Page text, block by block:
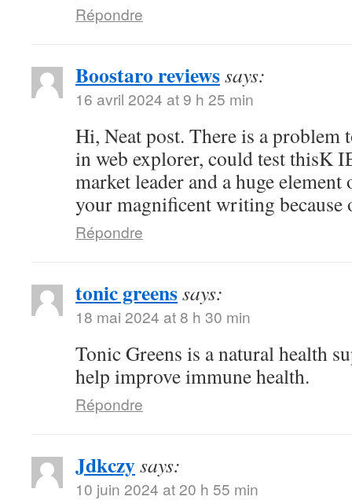
Répondre
Boostaro reviewssays:
16 avril 2024 at 9 h 25 min
Hi, Neat post. There is a problem
in web explorer, could test thisK
market leader and a huge
your magnificent writing because
Répondre
tonic greenssays:
18 mai 2024 at 8 h 30 min
Tonic Greens is a natural health
help improve immune health.
Répondre
Jdkczysays:
10 juin 2024 at 20 h 55 min